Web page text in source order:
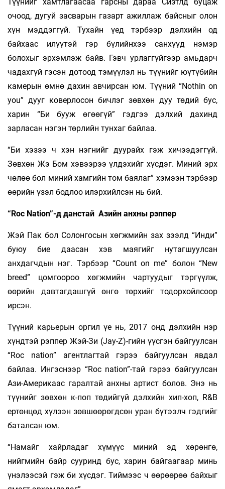
очоод, дугуй засварын газарт ажиллаж байсныг олон
хүн мэддэггүй. Тухайн үед тэрбээр дэлхийн од
байхаас илүүтэй гэр бүлийнхээ санхүүд нэмэр
болохыг эрхэмлэж байв. Гэвч урлаггүйгээр амьдарч
чадахгүй гэсэн дотоод тэмүүлэл нь түүнийг юүтүбийн
камерын өмнө дахин авчирсан юм. Түүний “Nothin on
you” дууг коверлосон бичлэг зөвхөн дуу төдий бус,
харин “Би бууж өгөөгүй” гэдгээ дэлхий дахинд
зарласан нэгэн төрлийн тунхаг байлаа.
“Би хэзээ ч хэн нэгнийг дуурайх гэж хичээдэггүй.
Зөвхөн Жэ Бом хэвээрээ үлдэхийг хүсдэг. Миний эрх
чөлөө бол миний хамгийн том баялаг” хэмээн тэрбээр
өөрийн үзэл бодлоо илэрхийлсэн нь бий.
“Roc Nation”-д данстай Азийн анхны рэппер
Жэй Пак бол Солонгосын хөгжмийн зах зээлд “Инди”
буюу бие даасан хэв маягийг нутагшуулсан
анхдагчдын нэг. Тэрбээр “Count on me” болон “New
breed” цомгоороо хөгжмийн чартуудыг тэргүүлж,
өөрийн давтагдашгүй өнгө төрхийг тодорхойлсоор
ирсэн.
Түүний карьерын оргил үе нь, 2017 онд дэлхийн нэр
хүндтэй рэппер Жэй-Зи (Jay-Z)-гийн үүсгэн байгуулсан
“Roc nation” агентлагтай гэрээ байгуулсан явдал
байлаа. Ингэснээр “Roc nation”-тай гэрээ байгуулсан
Ази-Америкаас гаралтай анхны артист болов. Энэ нь
түүнийг зөвхөн к-поп төдийгүй дэлхийн хип-хоп, R&B
ертөнцөд хүлээн зөвшөөрөгдсөн уран бүтээлч гэдгийг
баталсан юм.
“Намайг хайрладаг хүмүүс миний эд хөрөнгө,
нийгмийн байр сууринд бус, харин байгаагаар минь
үнэлээсэй гэж би хүсдэг. Тиймээс ч өөрөөрөө байхыг